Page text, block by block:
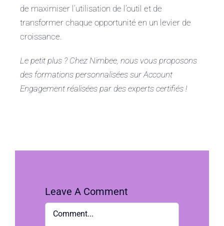
de maximiser l’utilisation de l’outil et de
transformer chaque opportunité en un levier de
croissance.
Le petit plus ? Chez Nimbee, nous vous proposons
des formations personnalisées sur Account
Engagement réalisées par des experts certifiés !
Leave A Comment
Comment